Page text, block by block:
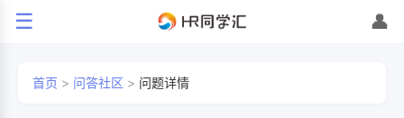
☰ 👤
首页 > 问答社区 > 问题详情